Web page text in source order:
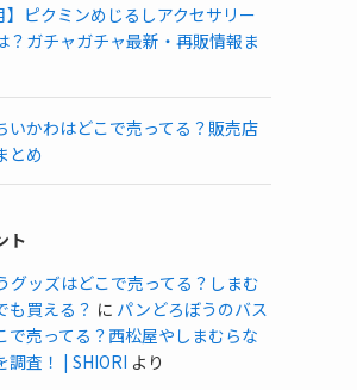
】ピクミンめじるしアクセサリー
？ガチャガチャ最新・再販情報ま
いかわはどこで売ってる？販売店
とめ
ト
グッズはどこで売ってる？しまむ
も買える？ に パンどろぼうのバス
で売ってる？西松屋やしまむらな
調査！ | SHIORI より